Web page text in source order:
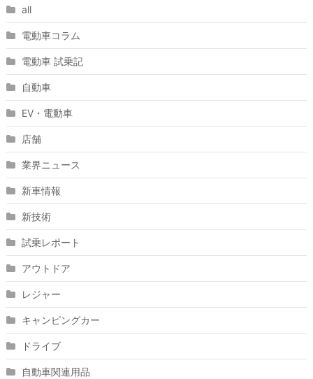
all
電動車コラム
電動車 試乗記
自動車
EV・電動車
店舗
業界ニュース
新車情報
新技術
試乗レポート
アウトドア
レジャー
キャンピングカー
ドライブ
自動車関連用品